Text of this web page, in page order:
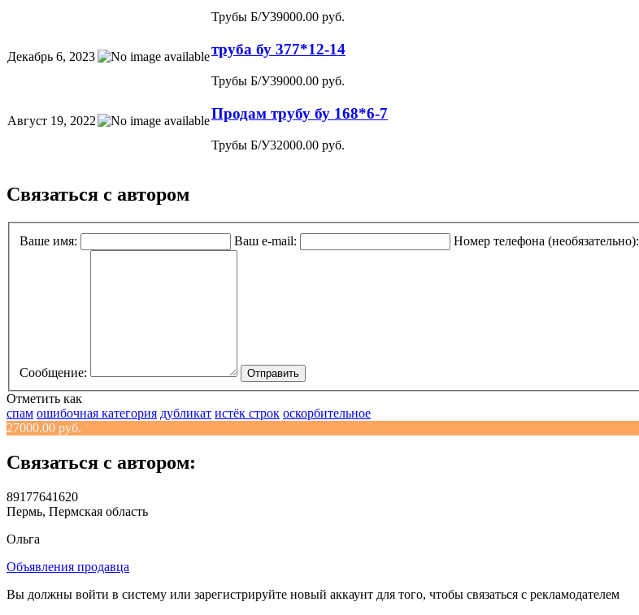
Трубы Б/У39000.00 руб.
Декабрь 6, 2023 труба бу 377*12-14
Трубы Б/У39000.00 руб.
Август 19, 2022 Продам трубу бу 168*6-7
Трубы Б/У32000.00 руб.
Связаться с автором
Ваше имя: Ваш e-mail: Номер телефона (необязательно):
Сообщение: Отправить
Отметить как
спам ошибочная категория дубликат истёк строк оскорбительное
27000.00 руб.
Связаться с автором:
89177641620
Пермь, Пермская область
Ольга
Объявления продавца
Вы должны войти в систему или зарегистрируйте новый аккаунт для того, чтобы связаться с рекламодателем